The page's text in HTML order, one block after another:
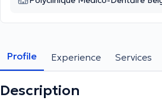
Profile Experience Services
Description